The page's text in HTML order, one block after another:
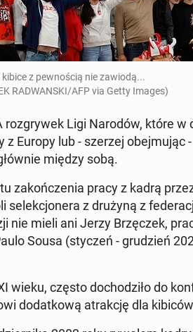
kibice z pewnoś­cią nie zawiodą...
RAD­WAN­S­KI/AFP via Getty Images)
Ligi Narodów, które w
Europy lub - szerzej obe­j­mu­jąc
między sobą.
za­kończenia pracy z kadrą
se­lekcjon­era z drużyną z
nie mieli ani Jerzy Brzęczek,
Sousa (styczeń - grudzień
wieku, często do­chodz­iło do
do­datkową atrakcję dla